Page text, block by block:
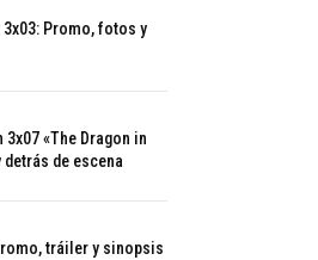
3x03: Promo, fotos y
«The Dragon in
de escena
tráiler y sinopsis